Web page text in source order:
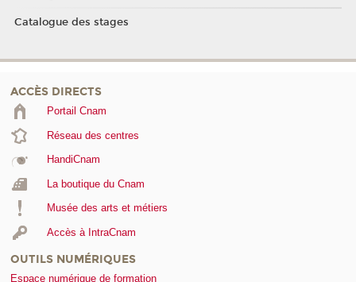
Catalogue des stages
ACCÈS DIRECTS
Portail Cnam
Réseau des centres
HandiCnam
La boutique du Cnam
Musée des arts et métiers
Accès à IntraCnam
OUTILS NUMÉRIQUES
Espace numérique de formation